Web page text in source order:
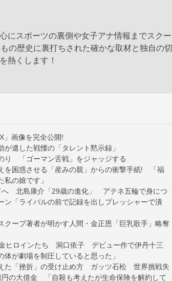
にスポーツの裏側や女子アナ情報までスクー
の歴史に裏打ちされた確かな取材と独自の切
熱くします！
」画像を完全公開!
遺した戦慄の「タレント黙示録」
り 「ゴーマン舌戦」をジャッジする
困惑させる「産みの親」からの衝撃手紙! 「福
の娘です」
へ 北島康介「29歳の進化」 アテネ五輪で身につ
ン「ライバルの前で記録を出しプレッシャーで潰
クープ著者が明かす人間・金正恩「巨乳歌手」略奪
ヒロインたち 洞口依子 デビュー作で伊丹十三
が劇場を制圧していると思った」
た「挫折」の受け止め方 ガッツ石松 世界挑戦失
円の大借金 「自殺も考えたが生命保険を解約して